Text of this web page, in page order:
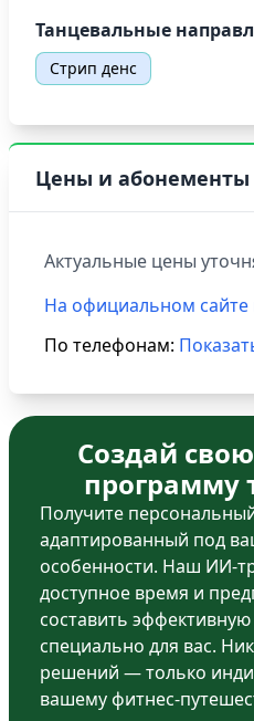
Танцевальные
Стрип денс
Цены и абонементы
Актуальные цены
На официальном сайте
По телефонам:
Создай
программу
Получите
адаптированный под
особенности. Наш ИИ-
доступное время и
составить
специально для вас.
решений — только
вашему фитнес-